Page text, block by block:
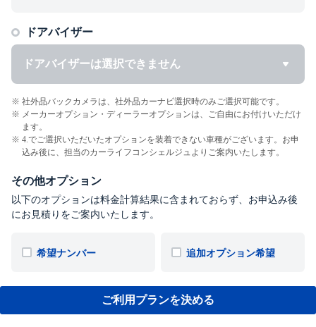
ドアバイザー
ドアバイザーは選択できません
社外品バックカメラは、社外品カーナビ選択時のみご選択可能です。
メーカーオプション・ディーラーオプションは、ご自由にお付けいただけ
ます。
4.でご選択いただいたオプションを装着できない車種がございます。お申
込み後に、担当のカーライフコンシェルジュよりご案内いたします。
その他オプション
以下のオプションは料金計算結果に含まれておらず、お申込み後
にお見積りをご案内いたします。
希望ナンバー 追加オプション希望
ご利用プランを決める